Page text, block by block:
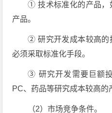
① 技术标准化的产品，
产品。
② 研究开发成本较高的
必须采取标准化手段。
③ 研究开发需要巨额
PC、药品等研究成本较高的
（2）市场竞争条件。